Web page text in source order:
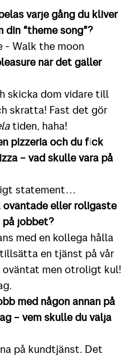
varje gång du kliver
din "theme song"?
- Walk the moon
när det gäller
skicka dom vidare till
skratta! Fast det gör
tiden, haha!
pizzeria och du fick
– vad skulle vara på
statement…
eller roligaste
jobbet?
med en kollega hålla
en tjänst på vår
men otroligt kul!
med någon annan på
– vem skulle du välja
på kundtjänst. Det